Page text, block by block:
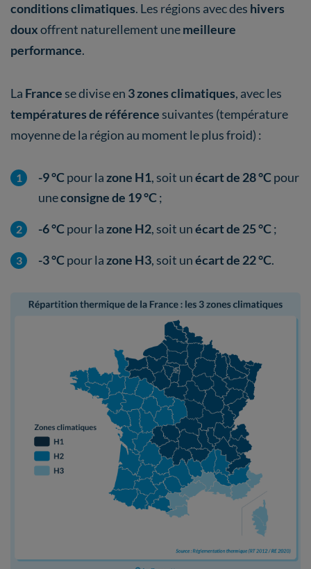
conditions climatiques. Les régions avec des hivers
douxoffrent naturellement unemeilleure
performance.
La France se divise en 3 zones climatiques, avec les
températures de référence suivantes (température
moyenne de la région au moment le plus froid) :
-9 °Cpour la zone H1, soit unécart de 28 °Cpour
uneconsigne de 19 °C;
-6 °Cpour la zone H2, soit unécart de 25 °C;
-3 °Cpour la zone H3, soit unécart de 22 °C.